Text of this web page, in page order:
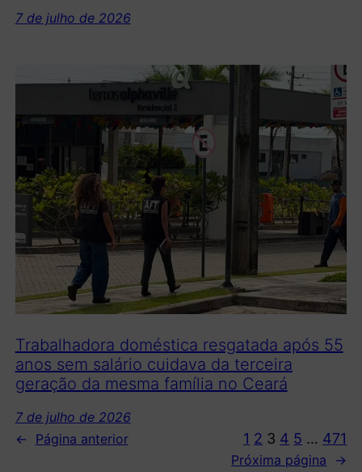
7 de julho de 2026
Trabalhadora doméstica resgatada após 55
anos sem salário cuidava da terceira
geração da mesma família no Ceará
7 de julho de 2026
←
Página anterior 1 2 3 4 5 … 471
Próxima página →